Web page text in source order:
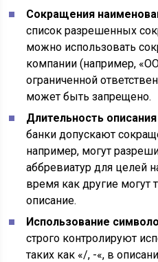
Сокращения
список разрешенных
можно использовать
компании (например,
ограниченной
может быть запрещено.
Длительность
банки допускают
например, могут
аббревиатур для целей
время как другие могут
описание.
Использование
строго контролируют
таких как «/, -«, в